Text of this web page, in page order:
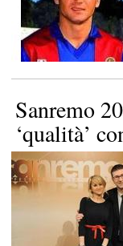
Sanremo
‘qualità’